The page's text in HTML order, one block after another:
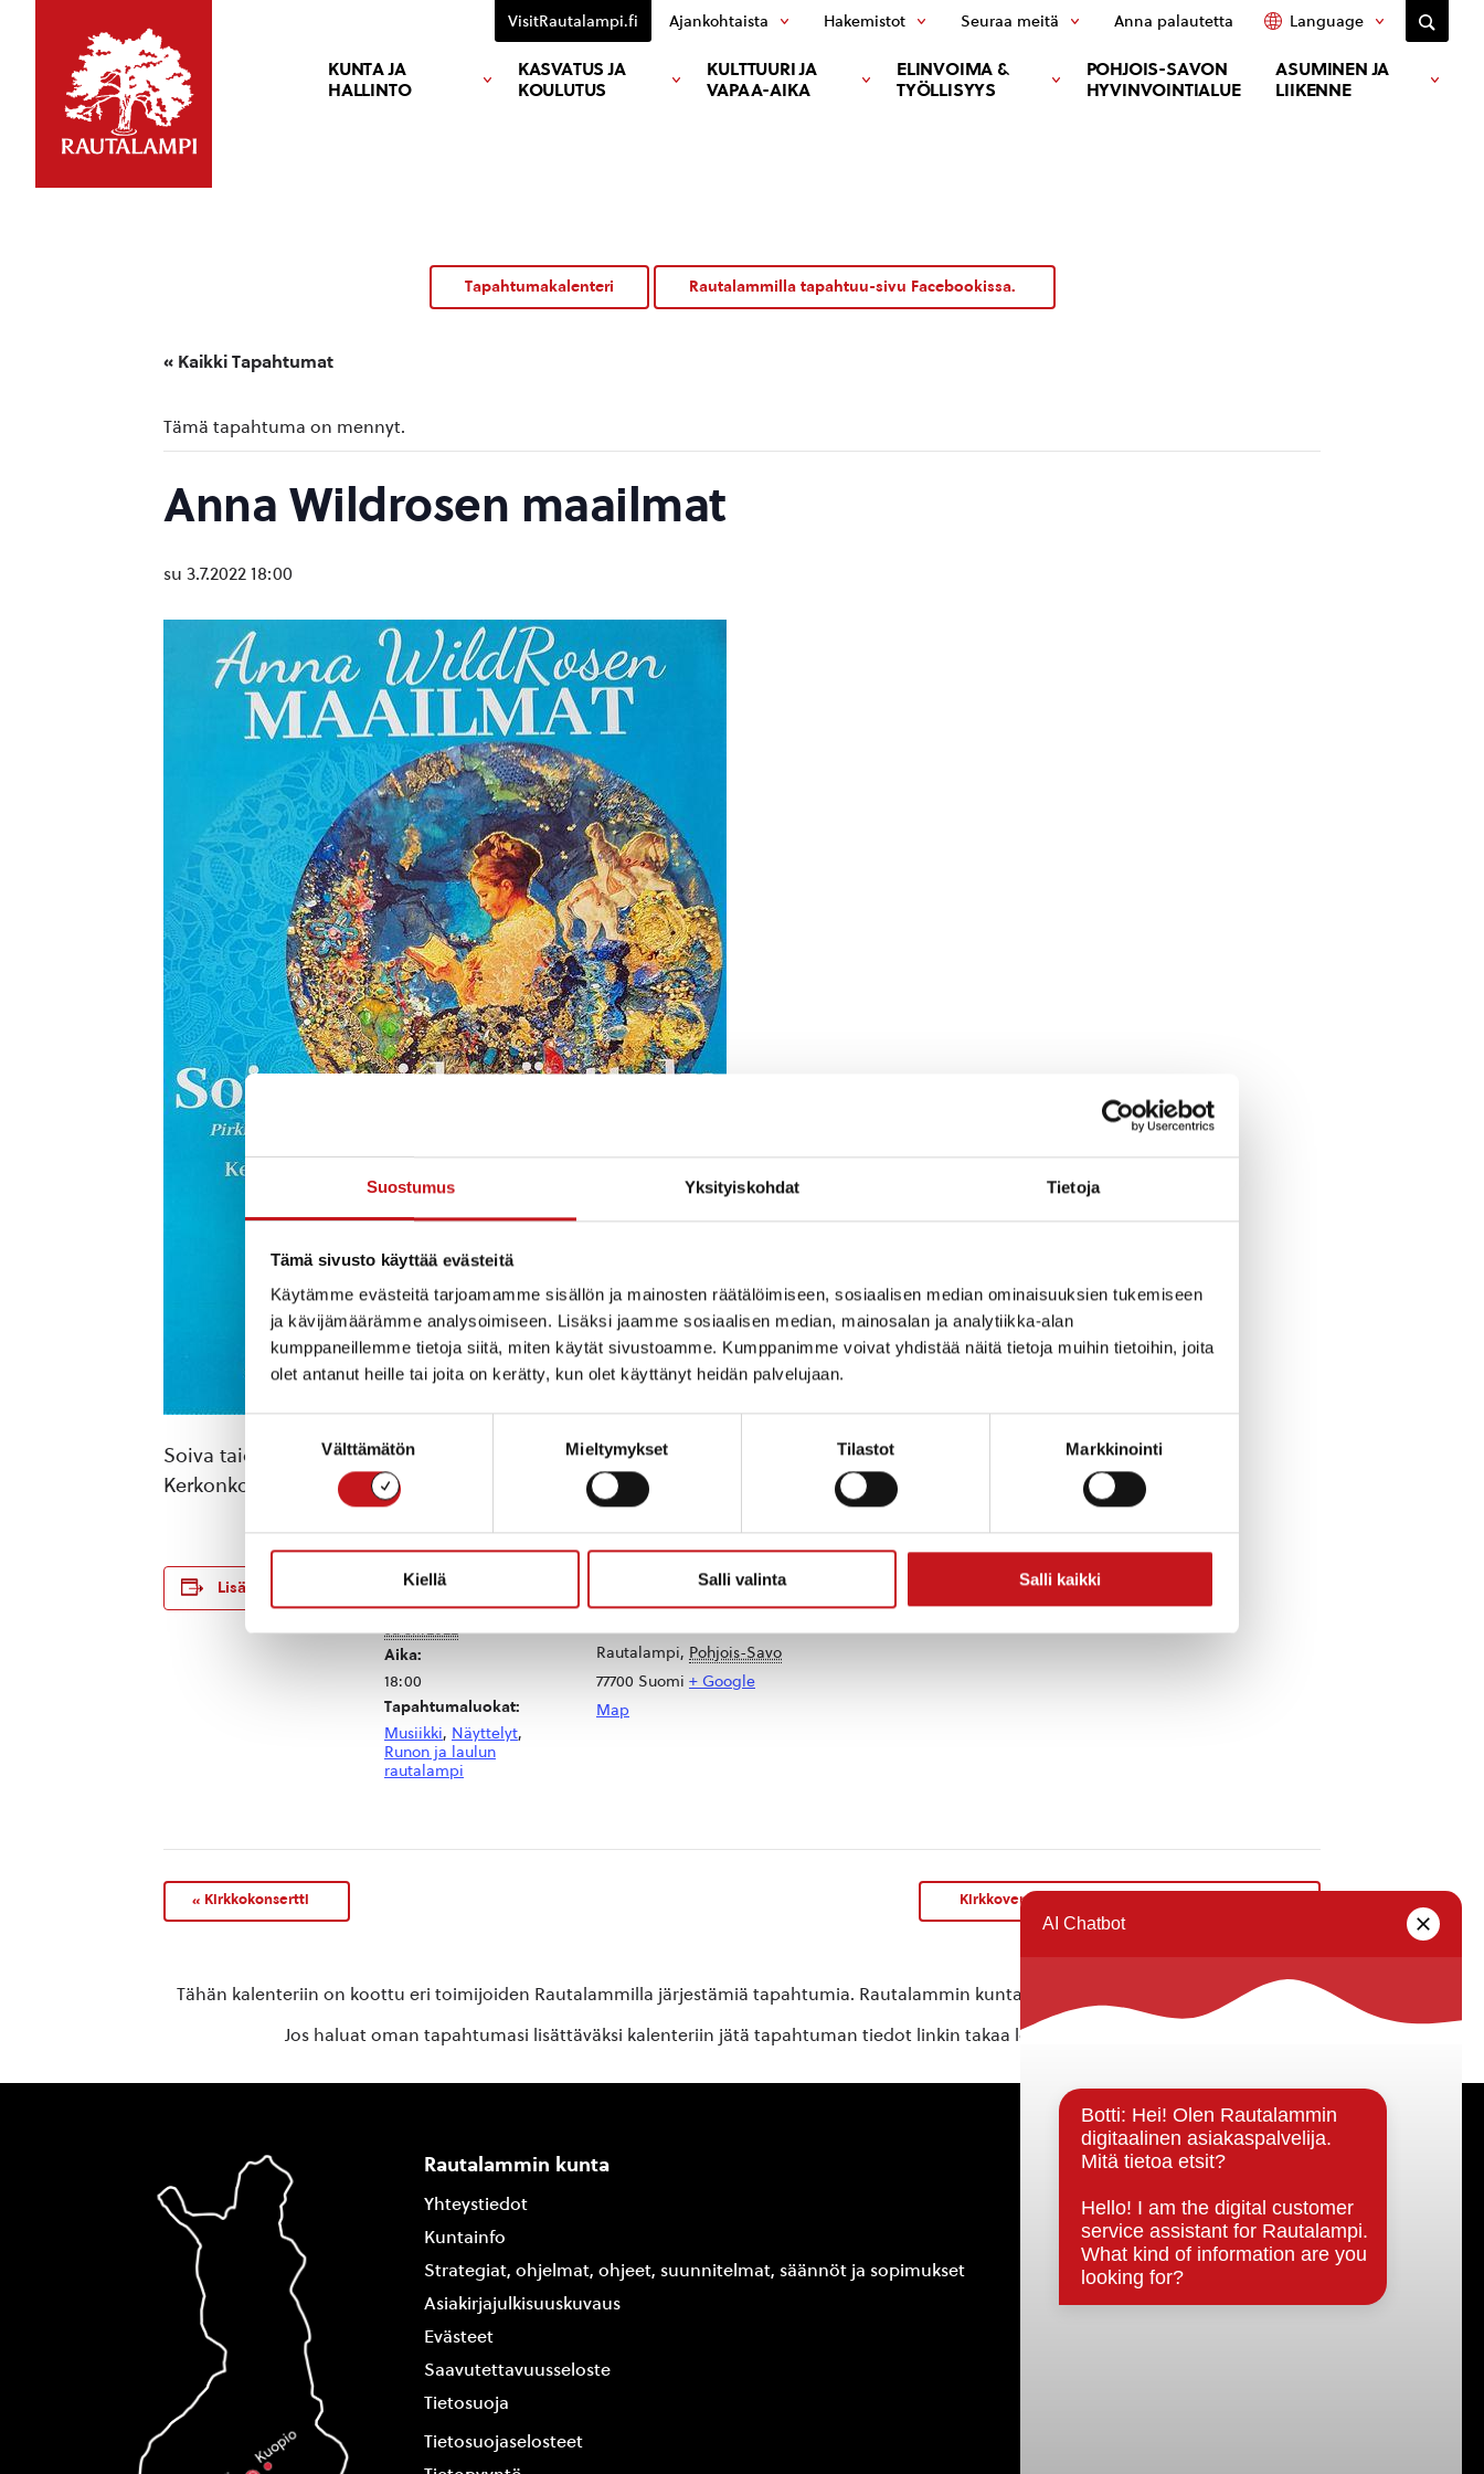
Suostumus Yksityiskohdat Tietoja
Tämä sivusto käyttää evästeitä
Käytämme evästeitä tarjoamamme sisällön ja mainosten räätälöimiseen, sosiaalisen median ominaisuuksien tukemiseen
ja kävijämäärämme analysoimiseen. Lisäksi jaamme sosiaalisen median, mainosalan ja analytiikka-alan
kumppaneillemme tietoja siitä, miten käytät sivustoamme. Kumppanimme voivat yhdistää näitä tietoja muihin tietoihin, joita
olet antanut heille tai joita on kerätty, kun olet käyttänyt heidän palvelujaan.
valinta
Välttämätön Mieltymykset Tilastot Markkinointi
Kiellä Salli valinta Salli kaikki
KUNTA JA
HALLINTO
KASVATUS JA
KOULUTUS
KULTTUURI JA
VAPAA-AIKA
ELINVOIMA &
TYÖLLISYYS
POHJOIS-SAVON
HYVINVOINTIALUE
ASUMINEN JA
LIIKENNE
VisitRautalampi.fi Ajankohtaista Hakemistot Seuraa meitä Anna palautetta Language
Tapahtumakalenteri Rautalammilla tapahtuu-sivu Facebookissa.
« Kaikki Tapahtumat
Tämä tapahtuma on mennyt.
Anna Wildrosen maailmat
su 3.7.2022 18:00
Soiva taidenäyttely. Teatteri ja musiikki kohtaavat rautalampilaisen Pirkko Toiviaisen kuvataiteen. Tapahtuma on
Kerkonkosken seuralassa ja liput 15e
Lisää kalenteriin
TIEDOT
Päivämäärä:
su 3.7.2022
Aika:
18:00
Tapahtumaluokat:
Musiikki, Näyttelyt,
Runon ja laulun
rautalampi
TAPAHTUMAPAIKKA
Rautalampi, Pohjois-Savo
77700 Suomi + Google
Map
« Kirkkokonsertti Kirkkoveneellä Hankavettä ihaillen -souturetki
Tähän kalenteriin on koottu eri toimijoiden Rautalammilla järjestämiä tapahtumia. Rautalammin kunta ei vastaa tietojen oikeellisuudesta.
Jos haluat oman tapahtumasi lisättäväksi kalenteriin jätä tapahtuman tiedot linkin takaa löytyvällä
Rautalammin kunta
Yhteystiedot
Kuntainfo
Strategiat, ohjelmat, ohjeet, suunnitelmat, säännöt ja sopimukset
Asiakirjajulkisuuskuvaus
Evästeet
Saavutettavuusseloste
Tietosuoja
Tietosuojaselosteet
Päätöksenteko ja lähidemokratia
Päätökset, esityslistat & pöytäkirjat
Hallinto
Kunnanhallitus
Kunnanvaltuusto